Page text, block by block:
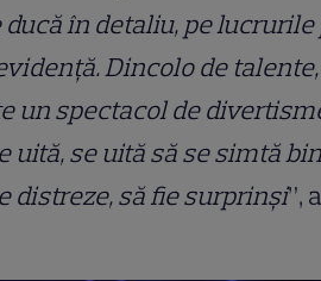
în detaliu, pe lucrurile
Dincolo de talente,
un spectacol de
uită, se uită să se simtă
distreze, să fie surprinși”, a